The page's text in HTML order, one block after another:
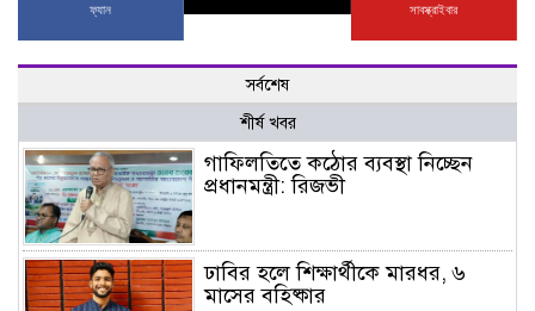
ফ্যান সাবস্ক্রাইবার
সর্বশেষ
শীর্ষ খবর
গাফিলতিতে কঠোর ব্যবস্থা নিচ্ছেন
প্রধানমন্ত্রী: রিজভী
ঢাবির হলে শিক্ষার্থীকে মারধর, ৬
মাসের বহিষ্কার